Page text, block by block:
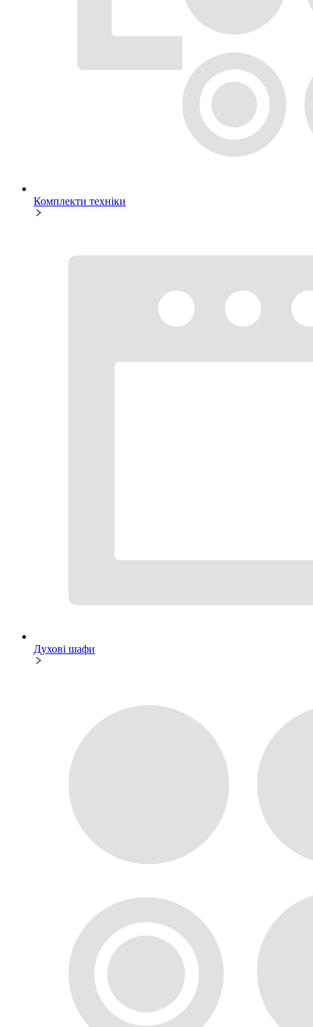
Комплекти техніки
Духові шафи